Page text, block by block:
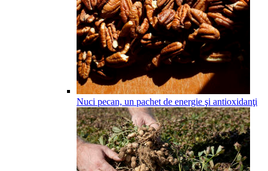
Nuci pecan, un pachet de energie şi antioxidanţi